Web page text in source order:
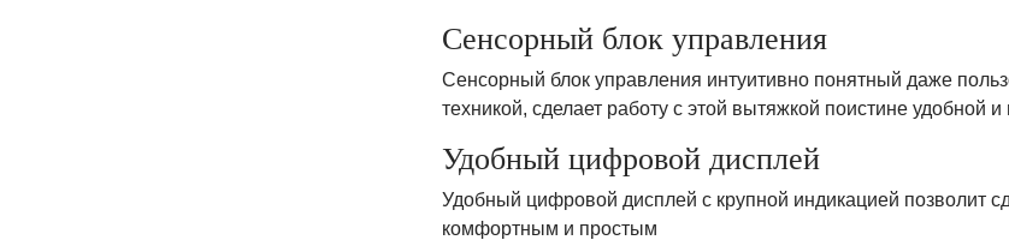
Сенсорный блок управления
Сенсорный блок управления интуитивно понятный даже
техникой, сделает работу с этой вытяжкой поистине удобной и
Удобный цифровой дисплей
Удобный цифровой дисплей с крупной индикацией позволит
комфортным и простым